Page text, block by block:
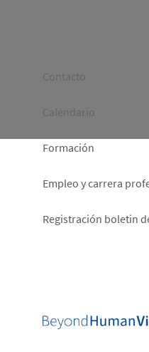
Footer
left
Contacto
Calendario
Formación
Empleo y carrera
Registración boletin